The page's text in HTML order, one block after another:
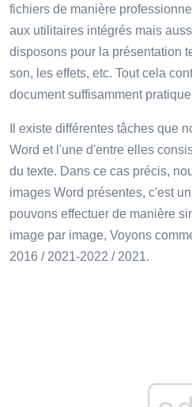
fichiers de manière
aux utilitaires intégrés mais
disposons pour la présentation
son, les effets, etc. Tout cela
document suffisamment
Il existe différentes tâches que
Word et l'une d'entre elles
du texte. Dans ce cas précis,
images Word présentes, c'est
pouvons effectuer de manière
image par image, Voyons
2016 / 2021-2022 / 2021.